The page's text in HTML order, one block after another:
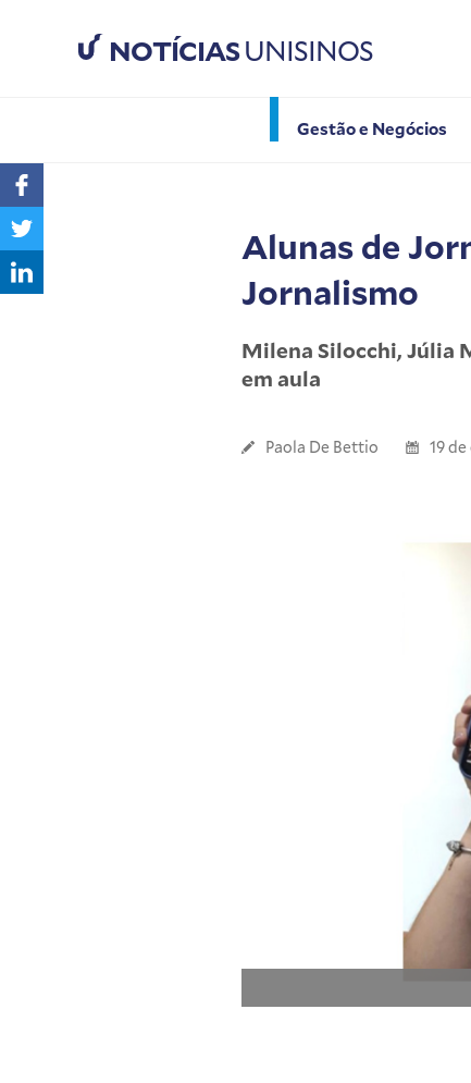
NOTÍCIASUNISINOS
Gestão e Negócios
Alunas de
Jornalismo
Milena Silocchi, Júlia
em aula
Paola De Bettio 19